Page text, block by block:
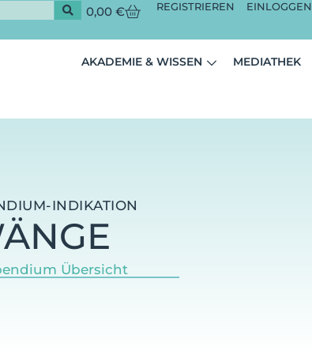
0,00€ REGISTRIEREN EINLOGGEN
AKADEMIE & WISSEN MEDIATHEK
INDIKATION
Übersicht